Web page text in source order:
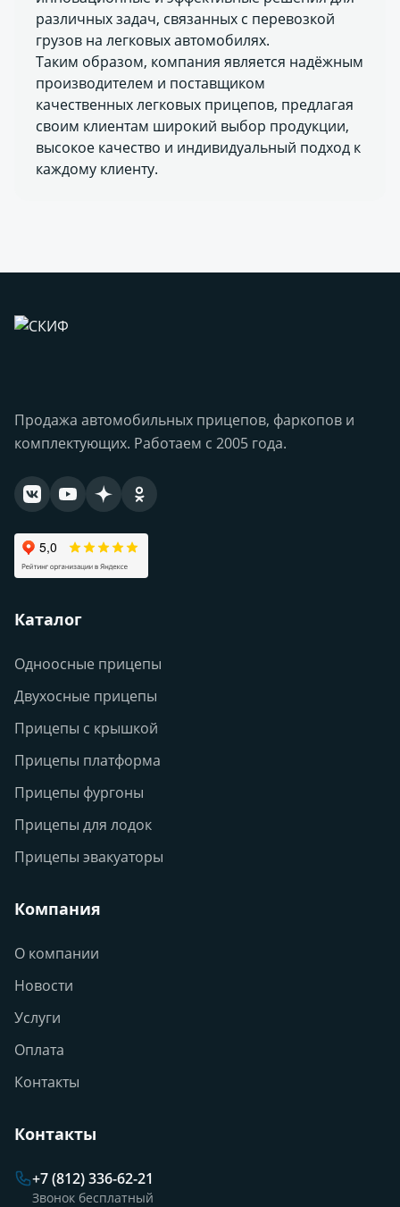
различных задач, связанных с перевозкой
грузов на легковых автомобилях.
Таким образом, компания является надёжным
производителем и поставщиком
качественных легковых прицепов, предлагая
своим клиентам широкий выбор продукции,
высокое качество и индивидуальный подход к
каждому клиенту.
Продажа автомобильных прицепов, фаркопов и
комплектующих. Работаем с 2005 года.
Каталог
Одноосные прицепы
Двухосные прицепы
Прицепы с крышкой
Прицепы платформа
Прицепы фургоны
Прицепы для лодок
Прицепы эвакуаторы
Компания
О компании
Новости
Услуги
Оплата
Контакты
Контакты
+7 (812) 336-62-21
Звонок бесплатный